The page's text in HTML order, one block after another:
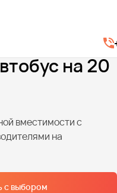
на 20
вместимости с
на
выбором